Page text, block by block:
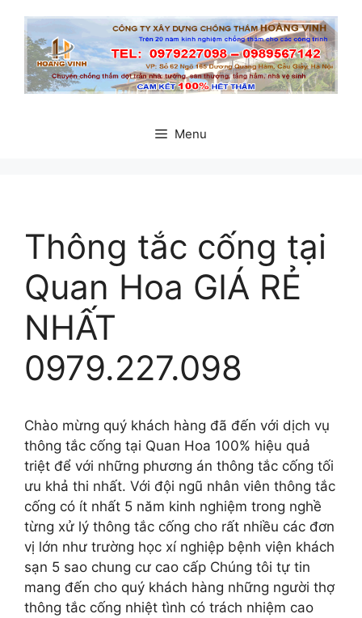
dung
Menu
Thông tắc cống tại
Quan Hoa GIÁ RẺ
NHẤT
0979.227.098
Chào mừng quý khách hàng đã đến với dịch vụ
thông tắc cống tại Quan Hoa 100% hiệu quả
triệt để với những phương án thông tắc cống tối
ưu khả thi nhất. Với đội ngũ nhân viên thông tắc
cống có ít nhất 5 năm kinh nghiệm trong nghề
từng xử lý thông tắc cống cho rất nhiều các đơn
vị lớn như trường học xí nghiệp bệnh viện khách
sạn 5 sao chung cư cao cấp Chúng tôi tự tin
mang đến cho quý khách hàng những người thợ
thông tắc cống nhiệt tình có trách nhiệm cao